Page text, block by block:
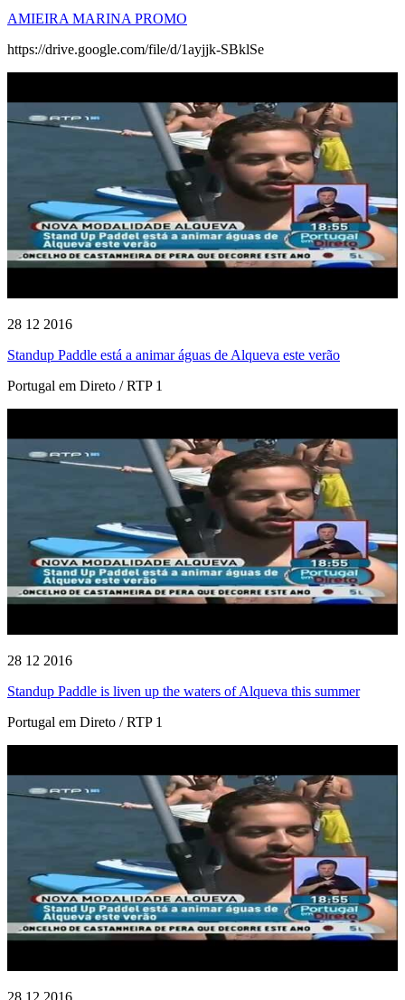
AMIEIRA MARINA PROMO
https://drive.google.com/file/d/1ayjjk-SBklSe
28 12 2016
Standup Paddle está a animar águas de Alqueva este verão
Portugal em Direto / RTP 1
28 12 2016
Standup Paddle is liven up the waters of Alqueva this summer
Portugal em Direto / RTP 1
28 12 2016